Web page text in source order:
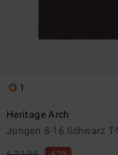
1
Heritage Arch
Jungen 8-16 Schwarz T-